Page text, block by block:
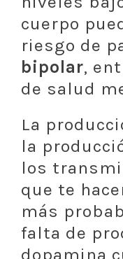
cuerpo
riesgo de
bipolar,
de salud
La
la
los
que te
más
falta de
dopamina